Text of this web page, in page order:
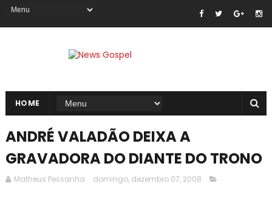
HOME
ANDRÉ VALADÃO DEIXA A
GRAVADORA DO DIANTE DO TRONO
Matheus Pessanha domingo, dezembro 07, 2008